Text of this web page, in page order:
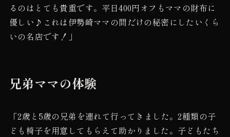
るのはとても貴重です。平日400円オフもママの財布に
優しい♪これは伊勢崎ママの間だけの秘密にしたいくら
いの名店です！」
兄弟ママの体験
「2歳と5歳の兄弟を連れて行ってきました。2種類の子
ども椅子を用意してもらえて助かりました。子どもたち